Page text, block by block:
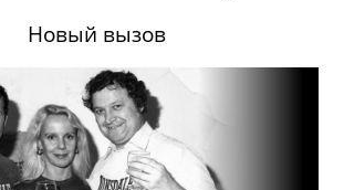
Новый вызов